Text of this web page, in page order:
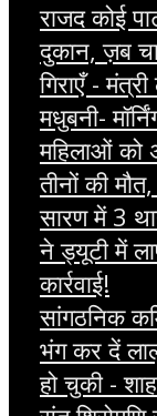
राजद कोई
दुकान, ज़ब
गिराएँ -
मधुबनी-
महिलाओं को
तीनों की
सारण में 3
ने ड्यूटी में
कार्रवाई!
सांगठनिक
भंग कर दें
हो चुकी -